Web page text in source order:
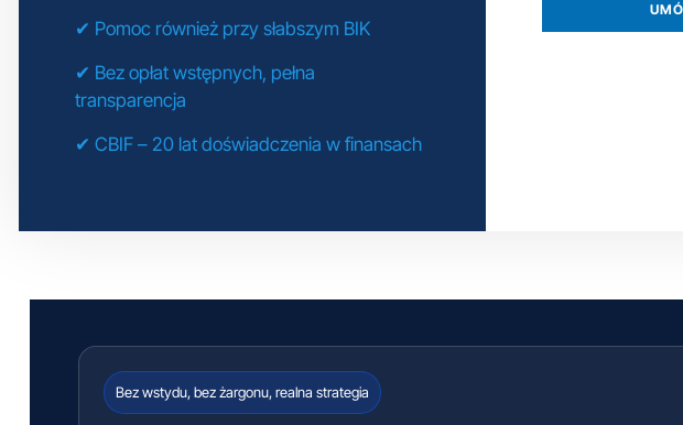
✔ Pomoc również przy słabszym BIK
✔ Bez opłat wstępnych, pełna
transparencja
✔ CBIF – 20 lat doświadczenia w finansach
Bez wstydu, bez żargonu, realna strategia